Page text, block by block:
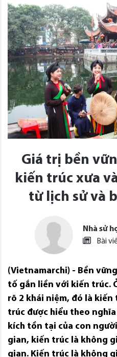
Giá trị bền
kiến trúc xưa
từ lịch sử và
Nhà sử
Bài
(Vietnamarchi) - Bền
tố gắn liền với kiến trúc.
rõ 2 khái niệm, đó là kiến
trúc được hiểu theo
kích tồn tại của con
gian, kiến trúc là không
gian. Kiến trúc là không